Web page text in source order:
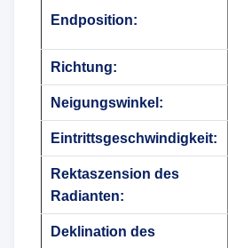
Endposition:
Richtung:
Neigungswinkel:
Eintrittsgeschwindigkeit:
Rektaszension des
Radianten:
Deklination des